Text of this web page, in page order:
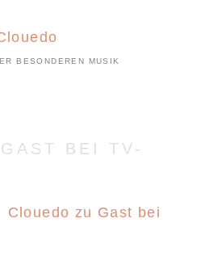
BESONDEREN MUSIK
BEI TV-
Clouedo zu Gast bei